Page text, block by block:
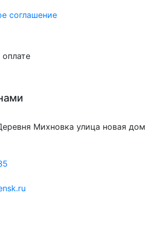
соглашение
Михновка улица новая дом